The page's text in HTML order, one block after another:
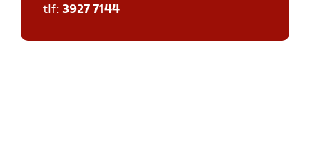
tlf: 3927 7144